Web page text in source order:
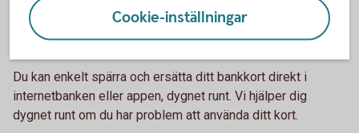
Krånglar kortet på resan?
Du kan enkelt spärra och ersätta ditt bankkort direkt i
internetbanken eller appen, dygnet runt. Vi hjälper dig
dygnet runt om du har problem att använda ditt kort.
Cookie-inställningar